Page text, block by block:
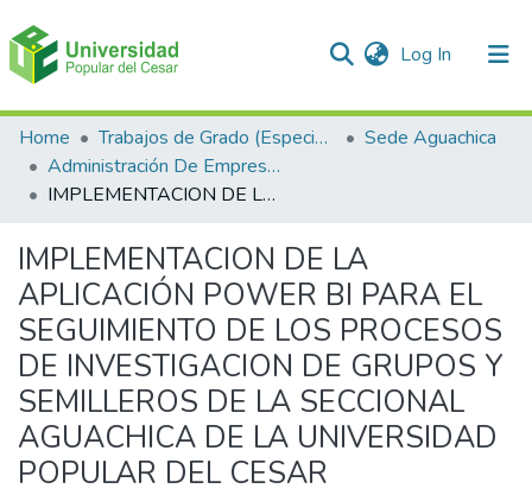
Log In (current)
Communities & Collections
All of DSpace
Home Trabajos de Grado (Especializaciones y Pregrados)
Sede Aguachica
Administración De Empresas
IMPLEMENTACION DE LA APLICACIÓN POWER BI PARA EL SEGUIMIENTO DE LOS PROCESOS DE INVESTIGACION DE GRUPOS Y SEMILLEROS DE LA SECCIONAL AGUACHICA DE LA UNIVERSIDAD POPULAR DEL CESAR
IMPLEMENTACION DE LA
APLICACIÓN POWER BI PARA EL
SEGUIMIENTO DE LOS PROCESOS
DE INVESTIGACION DE GRUPOS Y
SEMILLEROS DE LA SECCIONAL
AGUACHICA DE LA UNIVERSIDAD
POPULAR DEL CESAR